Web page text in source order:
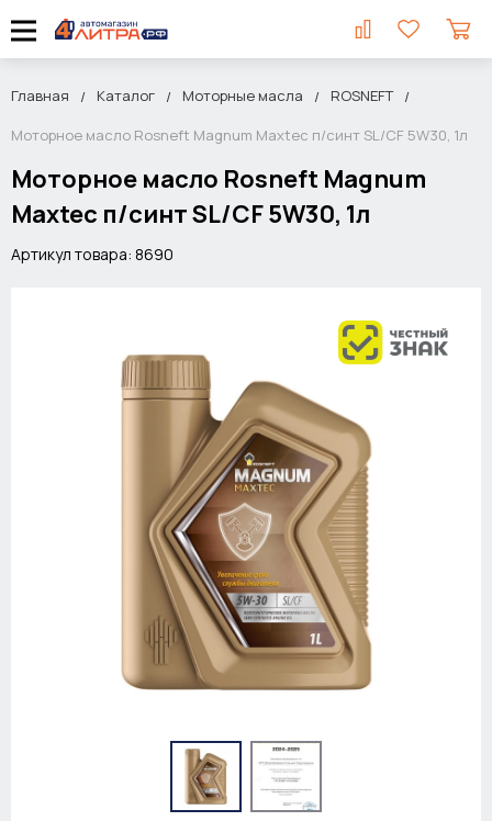
Главная Каталог Моторные масла
ROSNEFT
Моторное масло Rosneft Magnum Maxtec п/синт SL/CF 5W30, 1л
Моторное масло Rosneft Magnum
Maxtec п/синт SL/CF 5W30, 1л
Артикул товара: 8690